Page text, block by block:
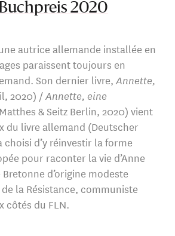
2020
autrice allemande installée en
paraissent toujours en
Son dernier livre, Annette,
2020) /Annette, eine
& Seitz Berlin, 2020) vient
du livre allemand (Deutscher
choisi d’y réinvestir la forme
pour raconter la vie d’Anne
d’origine modeste
la Résistance, communiste
côtés du FLN.